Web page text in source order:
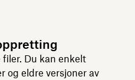
Du kan enkelt
og eldre versjoner av